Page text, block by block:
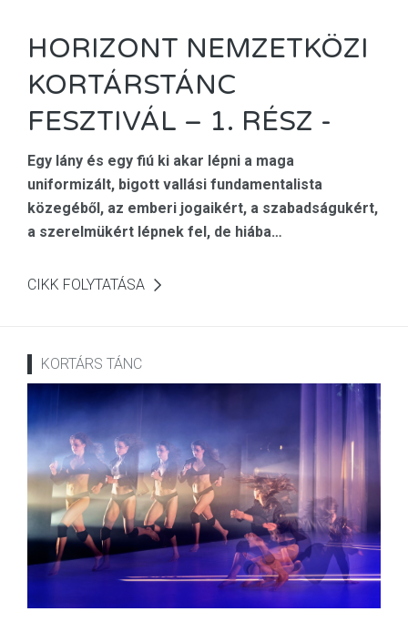
HORIZONT NEMZETKÖZI
KORTÁRSTÁNC
FESZTIVÁL – 1. RÉSZ -
Egy lány és egy fiú ki akar lépni a maga
uniformizált, bigott vallási fundamentalista
közegéből, az emberi jogaikért, a szabadságukért,
a szerelmükért lépnek fel, de hiába…
CIKK FOLYTATÁSA
KORTÁRS TÁNC